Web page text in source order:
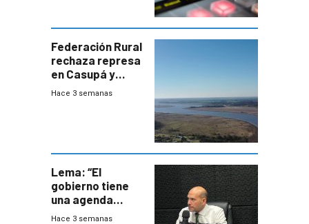
Federación Rural
rechaza represa
en Casupá y
firma demanda
Hace 3 semanas
Lema: “El
gobierno tiene
una agenda
destructiva”
Hace 3 semanas